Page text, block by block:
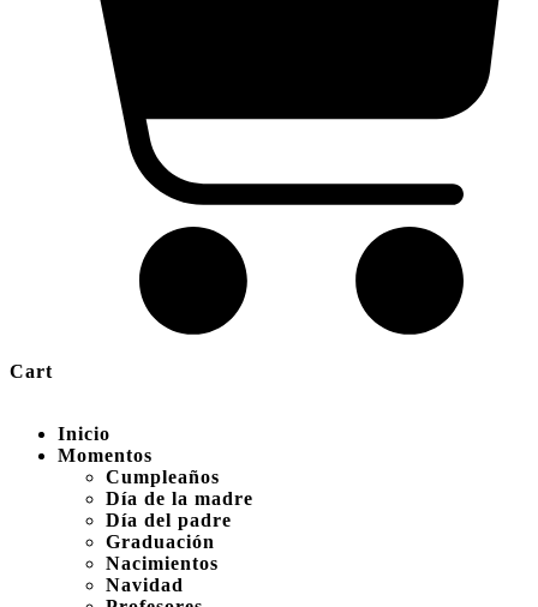
Cart
Inicio
Momentos
Cumpleaños
Día de la madre
Día del padre
Graduación
Nacimientos
Navidad